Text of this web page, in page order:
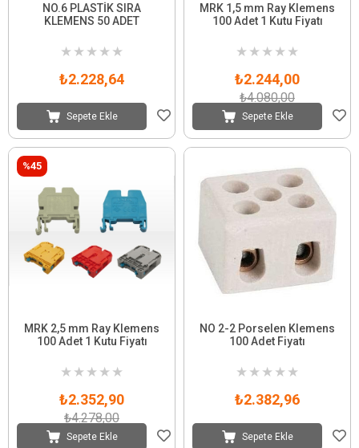
NO.6 PLASTİK SIRA
KLEMENS 50 ADET
★ ★ ★ ★ ★
₺2.228,64
Sepete Ekle
MRK 1,5 mm Ray Klemens
100 Adet 1 Kutu Fiyatı
★ ★ ★ ★ ★
₺2.244,00
₺4.080,00
Sepete Ekle
MRK 2,5 mm Ray Klemens
100 Adet 1 Kutu Fiyatı
★ ★ ★ ★ ★
₺2.352,90
₺4.278,00
Sepete Ekle
%45
NO 2-2 Porselen Klemens
100 Adet Fiyatı
★ ★ ★ ★ ★
₺2.382,96
Sepete Ekle